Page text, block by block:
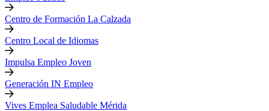
Centro de Formación La Calzada
Centro Local de Idiomas
Impulsa Empleo Joven
Generación IN Empleo
Vives Emplea Saludable Mérida